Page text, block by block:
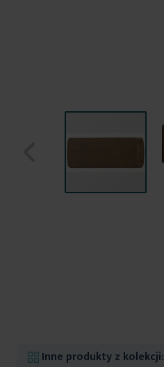
Inne produkty z kolekcji: